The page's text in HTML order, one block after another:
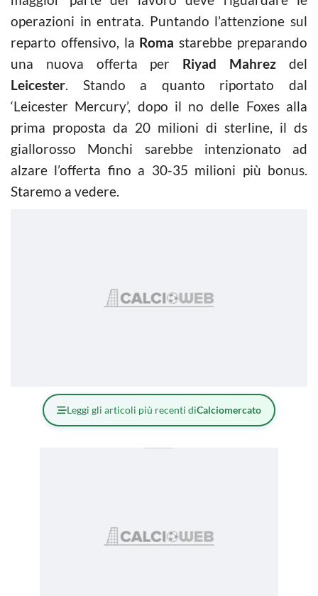
operazioni in entrata. Puntando l’attenzione sul
reparto offensivo, la Roma starebbe preparando
una nuova offerta per Riyad Mahrez del
Leicester. Stando a quanto riportato dal
‘Leicester Mercury’, dopo il no delle Foxes alla
prima proposta da 20 milioni di sterline, il ds
giallorosso Monchi sarebbe intenzionato ad
alzare l’offerta fino a 30-35 milioni più bonus.
Staremo a vedere.
Leggi gli articoli più recenti diCalciomercato